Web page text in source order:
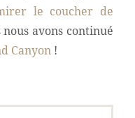
le coucher de
nous avons continué
Canyon !